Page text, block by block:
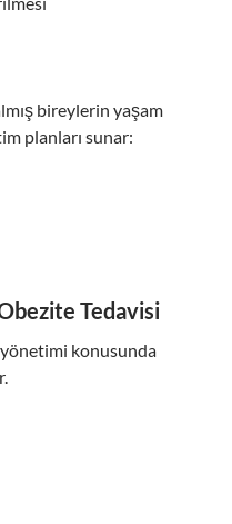
bireylerin yaşam
planları sunar:
Tedavisi
konusunda